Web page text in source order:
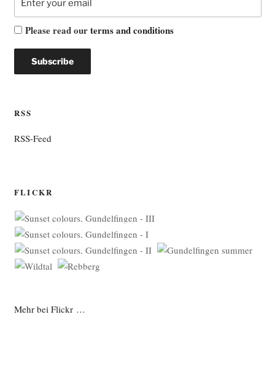
Please read ourterms and conditions
RSS
RSS-Feed
FLICKR
Mehr bei Flickr …